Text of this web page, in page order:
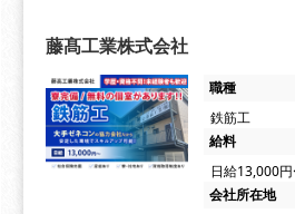
藤髙工業株式会社
職種
鉄筋工
給料
日給13,000
会社所在地